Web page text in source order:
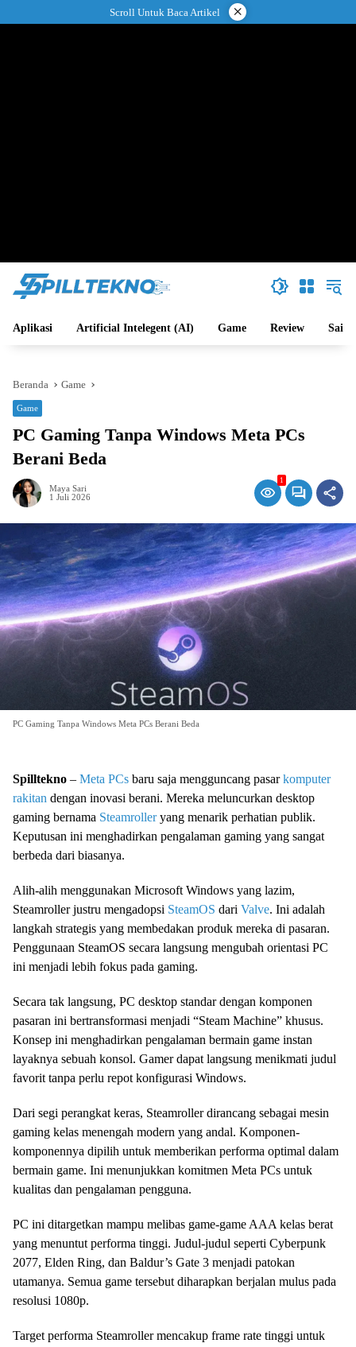
ke
Scroll Untuk Baca Artikel ×
Aplikasi Artificial Intelegent (AI) Game Review Sains
Beranda Game
Game
PC Gaming Tanpa Windows Meta PCs
Berani Beda
Maya Sari
1 Juli 2026
1
PC Gaming Tanpa Windows Meta PCs Berani Beda
Spilltekno – Meta PCs baru saja mengguncang pasarkomputer
rakitan dengan inovasi berani. Mereka meluncurkan desktop
gaming bernama Steamrolleryang menarik perhatian publik.
Keputusan ini menghadirkan pengalaman gaming yang sangat
berbeda dari biasanya.
Alih-alih menggunakan Microsoft Windows yang lazim,
Steamroller justru mengadopsi SteamOS dari Valve. Ini adalah
langkah strategis yang membedakan produk mereka di pasaran.
Penggunaan SteamOS secara langsung mengubah orientasi PC
ini menjadi lebih fokus pada gaming.
Secara tak langsung, PC desktop standar dengan komponen
pasaran ini bertransformasi menjadi “Steam Machine” khusus.
Konsep ini menghadirkan pengalaman bermain game instan
layaknya sebuah konsol. Gamer dapat langsung menikmati judul
favorit tanpa perlu repot konfigurasi Windows.
Dari segi perangkat keras, Steamroller dirancang sebagai mesin
gaming kelas menengah modern yang andal. Komponen-
komponennya dipilih untuk memberikan performa optimal dalam
bermain game. Ini menunjukkan komitmen Meta PCs untuk
kualitas dan pengalaman pengguna.
PC ini ditargetkan mampu melibas game-game AAA kelas berat
yang menuntut performa tinggi. Judul-judul seperti Cyberpunk
2077, Elden Ring, dan Baldur’s Gate 3 menjadi patokan
utamanya. Semua game tersebut diharapkan berjalan mulus pada
resolusi 1080p.
Target performa Steamroller mencakup frame rate tinggi untuk